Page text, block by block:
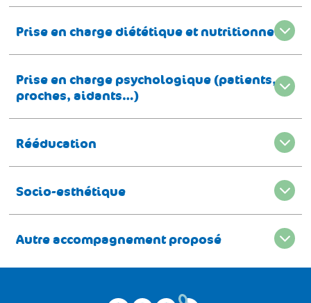
Prise en charge diététique et nutritionnelle
Prise en charge psychologique (patients,
proches, aidants…)
Rééducation
Socio-esthétique
Autre accompagnement proposé